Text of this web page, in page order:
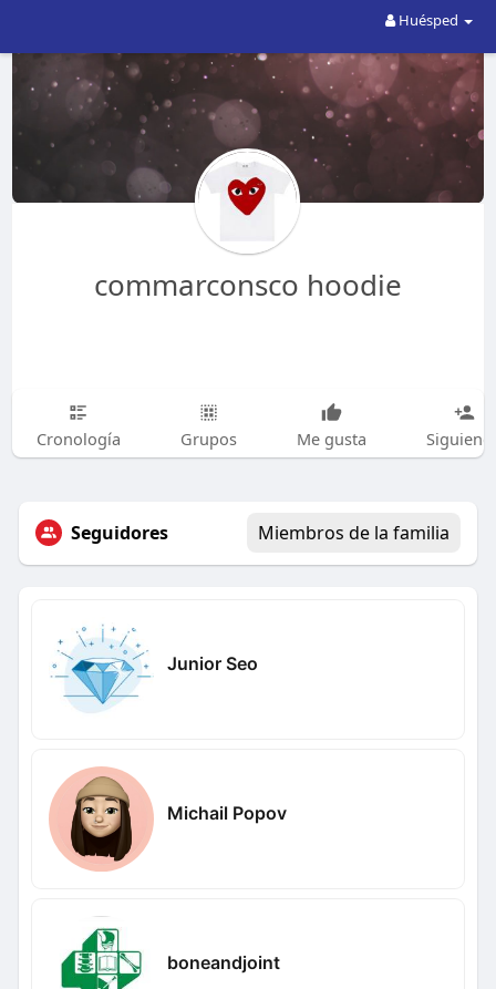
Huésped
commarconsco hoodie
Cronología Grupos Me gusta
Seguidores Miembros de la familia
Junior Seo
Michail Popov
boneandjoint